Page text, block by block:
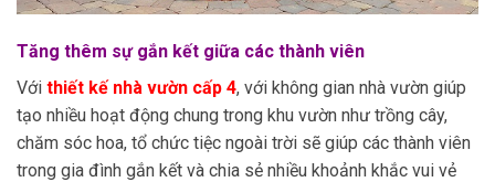
Tăng thêm sự gắn kết giữa các thành viên
Với thiết kế nhà vườn cấp 4, với không gian nhà vườn giúp
tạo nhiều hoạt động chung trong khu vườn như trồng cây,
chăm sóc hoa, tổ chức tiệc ngoài trời sẽ giúp các thành viên
trong gia đình gắn kết và chia sẻ nhiều khoảnh khắc vui vẻ